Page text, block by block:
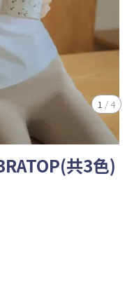
1 / 4
共3色)